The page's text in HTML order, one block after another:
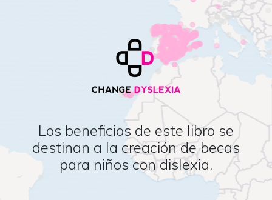
Los beneficios de este libro se
destinan a la creación de becas
para niños con dislexia.